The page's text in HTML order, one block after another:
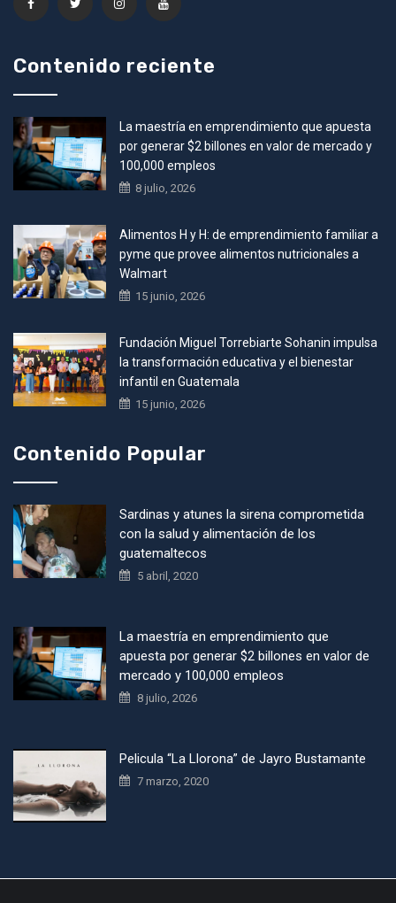
Contenido reciente
La maestría en emprendimiento que apuesta
por generar $2 billones en valor de mercado y
100,000 empleos
8 julio, 2026
Alimentos H y H: de emprendimiento familiar a
pyme que provee alimentos nutricionales a
Walmart
15 junio, 2026
Fundación Miguel Torrebiarte Sohanin impulsa
la transformación educativa y el bienestar
infantil en Guatemala
15 junio, 2026
Contenido Popular
Sardinas y atunes la sirena comprometida
con la salud y alimentación de los
guatemaltecos
5 abril, 2020
La maestría en emprendimiento que
apuesta por generar $2 billones en valor de
mercado y 100,000 empleos
8 julio, 2026
Pelicula “La Llorona” de Jayro Bustamante
7 marzo, 2020